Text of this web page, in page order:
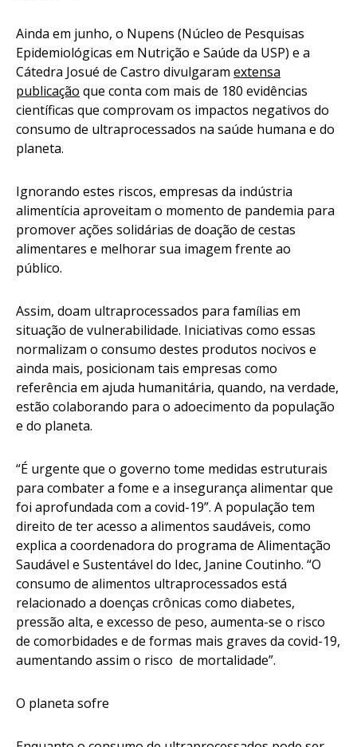
Ainda em junho, o Nupens (Núcleo de Pesquisas
Epidemiológicas em Nutrição e Saúde da USP) e a
Cátedra Josué de Castro divulgaram extensa
publicação que conta com mais de 180 evidências
científicas que comprovam os impactos negativos do
consumo de ultraprocessados na saúde humana e do
planeta.
Ignorando estes riscos, empresas da indústria
alimentícia aproveitam o momento de pandemia para
promover ações solidárias de doação de cestas
alimentares e melhorar sua imagem frente ao
público.
Assim, doam ultraprocessados para famílias em
situação de vulnerabilidade. Iniciativas como essas
normalizam o consumo destes produtos nocivos e
ainda mais, posicionam tais empresas como
referência em ajuda humanitária, quando, na verdade,
estão colaborando para o adoecimento da população
e do planeta.
“É urgente que o governo tome medidas estruturais
para combater a fome e a insegurança alimentar que
foi aprofundada com a covid-19”. A população tem
direito de ter acesso a alimentos saudáveis, como
explica a coordenadora do programa de Alimentação
Saudável e Sustentável do Idec, Janine Coutinho. “O
consumo de alimentos ultraprocessados está
relacionado a doenças crônicas como diabetes,
pressão alta, e excesso de peso, aumenta-se o risco
de comorbidades e de formas mais graves da covid-19,
aumentando assim o risco de mortalidade”.
O planeta sofre